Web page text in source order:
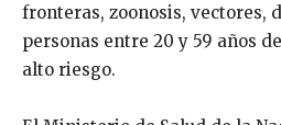
fronteras, zoonosis, vectores,
personas entre 20 y 59 años
alto riesgo.